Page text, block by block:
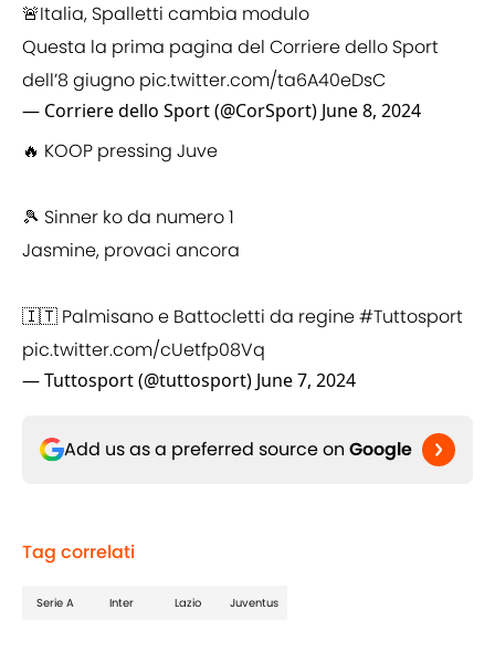
🚨Italia, Spalletti cambia modulo
Questa la prima pagina del Corriere dello Sport
dell’8 giugno pic.twitter.com/ta6A40eDsC
— Corriere dello Sport (@CorSport) June 8, 2024
🔥 KOOP pressing Juve
🎾 Sinner ko da numero 1
Jasmine, provaci ancora
🇮🇹 Palmisano e Battocletti da regine#Tuttosport
pic.twitter.com/cUetfp08Vq
— Tuttosport (@tuttosport) June 7, 2024
Add us as a preferred source on Google
Tag correlati
Serie A Inter Lazio Juventus